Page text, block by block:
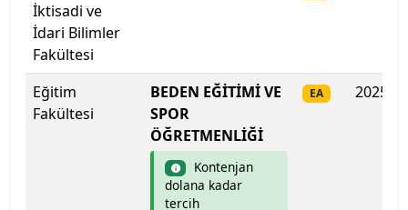
Fırat Üniversitesi
Galatasaray Üniversitesi
Gazi Üniversitesi
Gaziantep İslam Bilim ve Teknoloji Üniversitesi
Gaziantep Üniversitesi
İktisadi ve
İdari Bilimler
Fakültesi
Eğitim
Fakültesi
BEDEN EĞİTİMİ VE
SPOR
ÖĞRETMENLİĞİ
Kontenjan
dolana kadar
tercih
EA 2025